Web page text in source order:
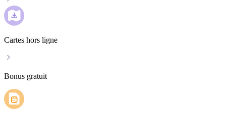
Cartes hors ligne
Bonus gratuit